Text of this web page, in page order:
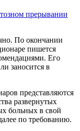
прерывании
По окончании
пишется
Его
заносится в
представляются
развернутых
больных в свой
по требованию.